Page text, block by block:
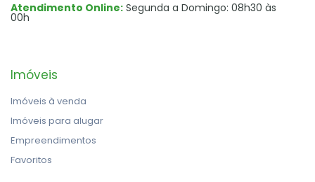
Atendimento Online: Segunda a Domingo: 08h30 às
00h
Imóveis
Imóveis à venda
Imóveis para alugar
Empreendimentos
Favoritos